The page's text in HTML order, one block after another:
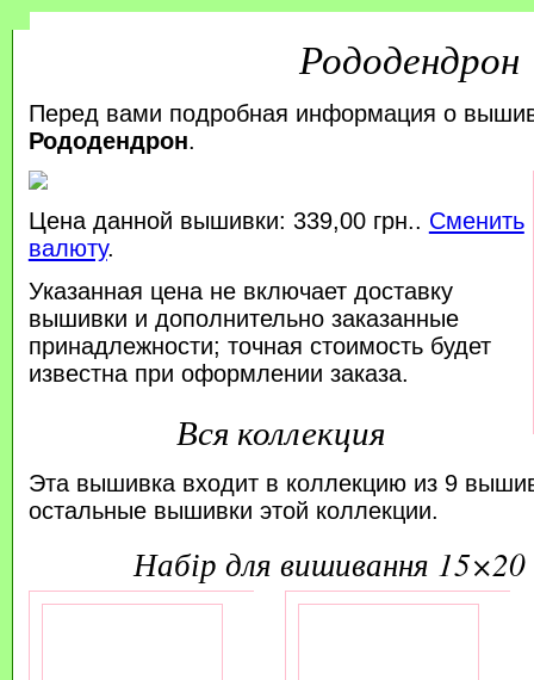
Рододендрон
Перед вами подробная информация о
Рододендрон.
Цена данной вышивки: 339,00 грн.. Сменить
валюту.
Указанная цена не включает доставку
вышивки и дополнительно заказанные
принадлежности; точная стоимость будет
известна при оформлении заказа.
Вся коллекция
Эта вышивка входит в коллекцию из 9
остальные вышивки этой коллекции.
набір для вишивання 15×20